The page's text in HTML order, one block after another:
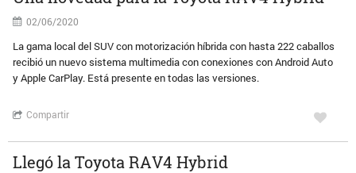
02/06/2020
La gama local del SUV con motorización híbrida con hasta 222 caballos
recibió un nuevo sistema multimedia con conexiones con Android Auto
y Apple CarPlay. Está presente en todas las versiones.
Compartir
Llegó la Toyota RAV4 Hybrid